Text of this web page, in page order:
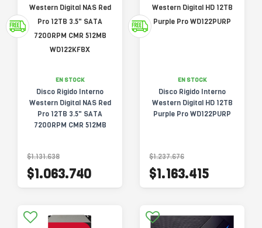
EN STOCK
Disco Rigido Interno
Western Digital NAS Red
Pro 12TB 3.5" SATA
7200RPM CMR 512MB
$1.131.638
$1.063.740
EN STOCK
Disco Rigido Interno
Western Digital HD 12TB
Purple Pro WD122PURP
$1.237.676
$1.163.415